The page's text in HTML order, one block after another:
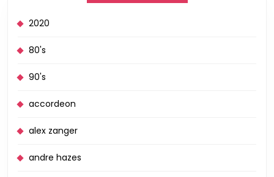
2020
80's
90's
accordeon
alex zanger
andre hazes